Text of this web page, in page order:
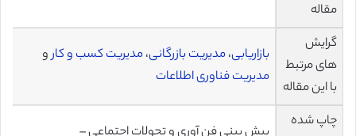
مقاله
گرایش
های مرتبط
با این مقاله
بازاریابی،مدیریت بازرگانی،مدیریت کسب و کارو
مدیریت فناوری اطلاعات
چاپ شده